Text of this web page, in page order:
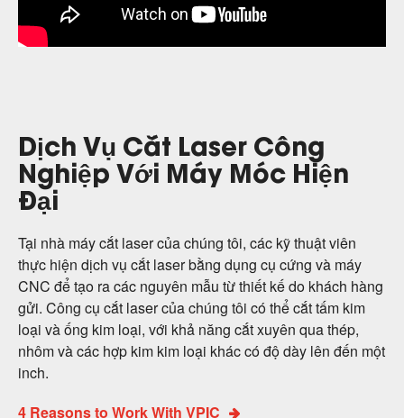
Dịch Vụ Cắt Laser Công
Nghiệp Với Máy Móc Hiện
Đại
Tại nhà máy cắt laser của chúng tôi, các kỹ thuật viên
thực hiện dịch vụ cắt laser bằng dụng cụ cứng và máy
CNC để tạo ra các nguyên mẫu từ thiết kế do khách hàng
gửi. Công cụ cắt laser của chúng tôi có thể cắt tấm kim
loại và ống kim loại, với khả năng cắt xuyên qua thép,
nhôm và các hợp kim kim loại khác có độ dày lên đến một
inch.
4 Reasons to Work With VPIC